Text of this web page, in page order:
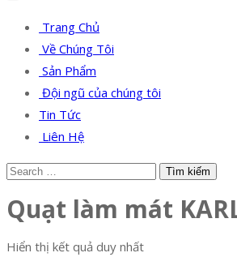
Trang Chủ
Về Chúng Tôi
Sản Phẩm
Đội ngũ của chúng tôi
Tin Tức
Liên Hệ
Quạt làm mát
Hiển thị kết quả duy nhất